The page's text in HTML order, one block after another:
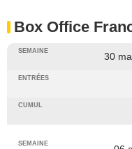
Box Office
30